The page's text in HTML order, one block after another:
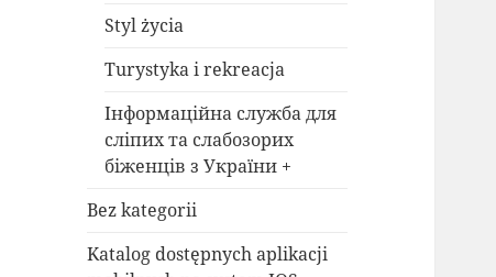
Styl życia
Turystyka i rekreacja
Інформаційна служба для
сліпих та слабозорих
біженців з України +
Bez kategorii
Katalog dostępnych aplikacji